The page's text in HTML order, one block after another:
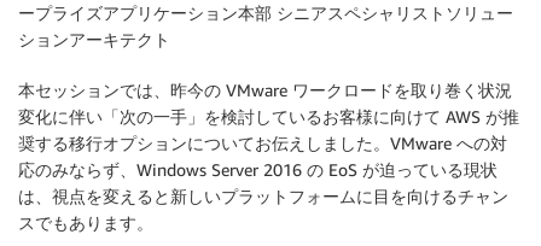
ープライズアプリケーション本部 シニアスペシャリストソリュー
ションアーキテクト
本セッションでは、昨今の VMware ワークロードを取り巻く状況
変化に伴い「次の一手」を検討しているお客様に向けて AWS が推
奨する移行オプションについてお伝えしました。VMware への対
応のみならず、Windows Server 2016 の EoS が迫っている現状
は、視点を変えると新しいプラットフォームに目を向けるチャン
スでもあります。